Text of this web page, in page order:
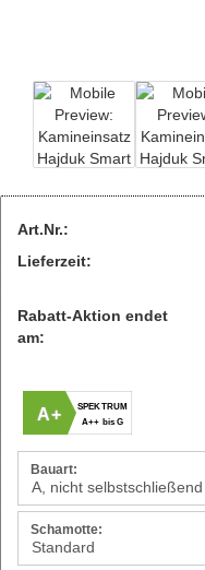
Art.Nr.:
Lieferzeit:
Rabatt-Aktion endet
am:
A+
SPEKTRUM
A++ bis G
Bauart:
Schamotte: